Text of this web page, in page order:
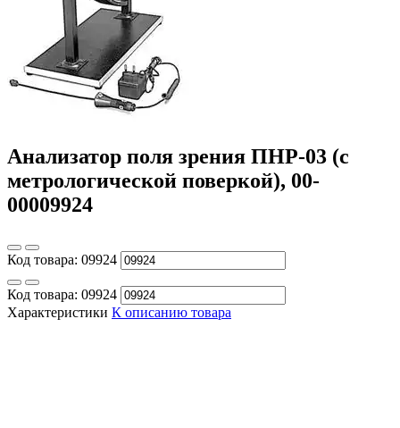
Анализатор поля зрения ПНР-03 (с
метрологической поверкой), 00-
00009924
Код товара: 09924
Код товара: 09924
Характеристики К описанию товара